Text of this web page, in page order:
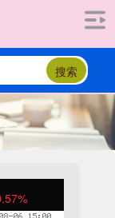
搜索